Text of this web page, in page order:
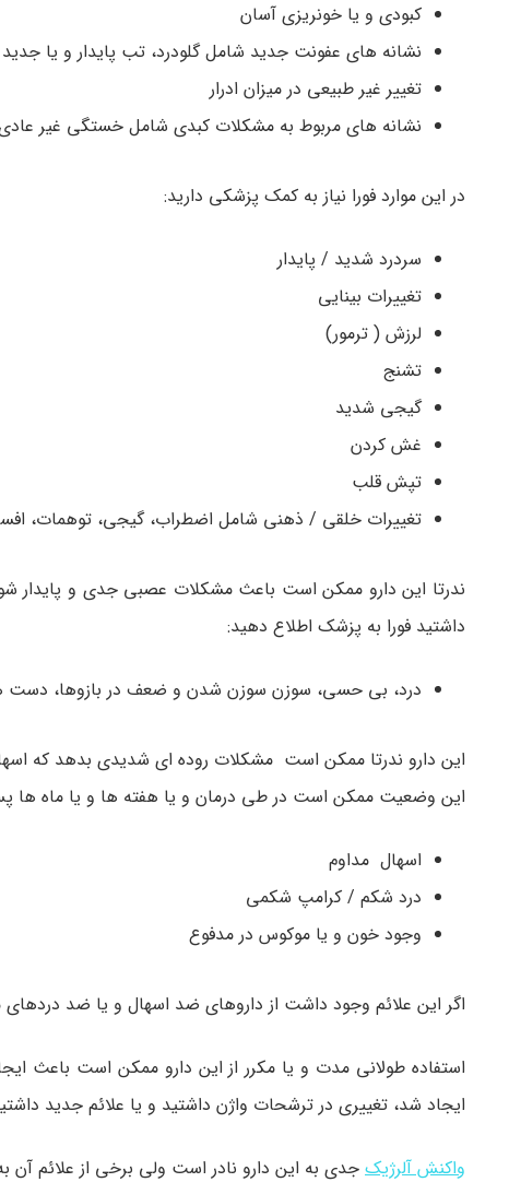
کبودی و یا خونریزی آسان
نشانه های عفونت جدید شامل گلودرد، تب پایدار و یا جدید
تغییر غیر طبیعی در میزان ادرار
نشانه های مربوط به مشکلات کبدی شامل خستگی غیر
در این موارد فورا نیاز به کمک پزشکی دارید:
سردرد شدید / پایدار
تغییرات بینایی
لرزش ( ترمور)
تشنج
گیجی شدید
غش کردن
تپش قلب
تغییرات خلقی / ذهنی شامل اضطراب، گیجی، توهمات،
ندرتا این دارو ممکن است باعث مشکلات عصبی جدی و پایدار
داشتید فورا به پزشک اطلاع دهید:
درد، بی حسی، سوزن سوزن شدن و ضعف در بازوها، دست
این دارو ندرتا ممکن است مشکلات روده ای شدیدی بدهد که
این وضعیت ممکن است در طی درمان و یا هفته ها و یا ماه ها
اسهال مداوم
درد شکم / کرامپ شکمی
وجود خون و یا موکوس در مدفوع
اگر این علائم وجود داشت از داروهای ضد اسهال و یا ضد دردهای
استفاده طولانی مدت و یا مکرر از این دارو ممکن است باعث
ایجاد شد، تغییری در ترشحات واژن داشتید و یا علائم جدید
واکنش آلرژیک جدی به این دارو نادر است ولی برخی از علائم آن